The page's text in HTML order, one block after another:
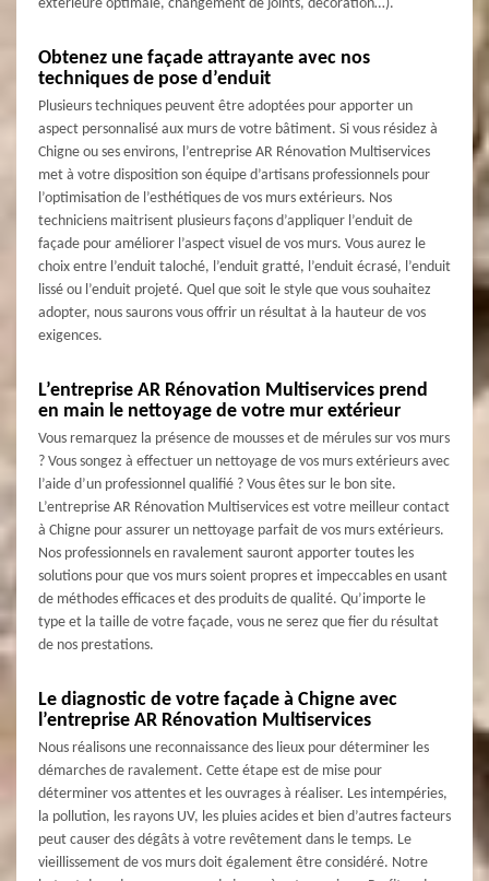
extérieure optimale, changement de joints, décoration…).
Obtenez une façade attrayante avec nos
techniques de pose d’enduit
Plusieurs techniques peuvent être adoptées pour apporter un
aspect personnalisé aux murs de votre bâtiment. Si vous résidez à
Chigne ou ses environs, l’entreprise AR Rénovation Multiservices
met à votre disposition son équipe d’artisans professionnels pour
l’optimisation de l’esthétiques de vos murs extérieurs. Nos
techniciens maitrisent plusieurs façons d’appliquer l’enduit de
façade pour améliorer l’aspect visuel de vos murs. Vous aurez le
choix entre l’enduit taloché, l’enduit gratté, l’enduit écrasé, l’enduit
lissé ou l’enduit projeté. Quel que soit le style que vous souhaitez
adopter, nous saurons vous offrir un résultat à la hauteur de vos
exigences.
L’entreprise AR Rénovation Multiservices prend
en main le nettoyage de votre mur extérieur
Vous remarquez la présence de mousses et de mérules sur vos murs
? Vous songez à effectuer un nettoyage de vos murs extérieurs avec
l’aide d’un professionnel qualifié ? Vous êtes sur le bon site.
L’entreprise AR Rénovation Multiservices est votre meilleur contact
à Chigne pour assurer un nettoyage parfait de vos murs extérieurs.
Nos professionnels en ravalement sauront apporter toutes les
solutions pour que vos murs soient propres et impeccables en usant
de méthodes efficaces et des produits de qualité. Qu’importe le
type et la taille de votre façade, vous ne serez que fier du résultat
de nos prestations.
Le diagnostic de votre façade à Chigne avec
l’entreprise AR Rénovation Multiservices
Nous réalisons une reconnaissance des lieux pour déterminer les
démarches de ravalement. Cette étape est de mise pour
déterminer vos attentes et les ouvrages à réaliser. Les intempéries,
la pollution, les rayons UV, les pluies acides et bien d’autres facteurs
peut causer des dégâts à votre revêtement dans le temps. Le
vieillissement de vos murs doit également être considéré. Notre